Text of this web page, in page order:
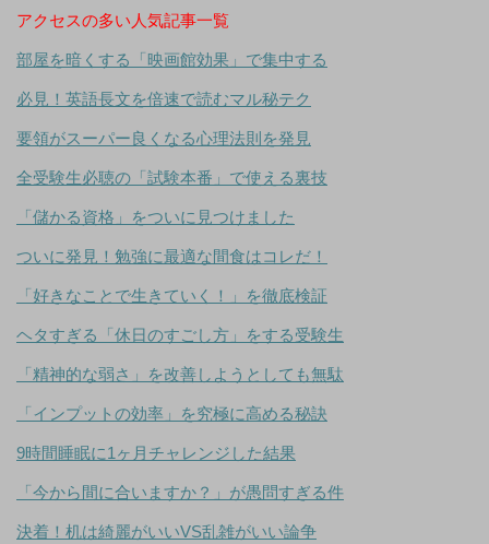
アクセスの多い人気記事一覧
部屋を暗くする「映画館効果」で集中する
必見！英語長文を倍速で読むマル秘テク
要領がスーパー良くなる心理法則を発見
全受験生必聴の「試験本番」で使える裏技
「儲かる資格」をついに見つけました
ついに発見！勉強に最適な間食はコレだ！
「好きなことで生きていく！」を徹底検証
ヘタすぎる「休日のすごし方」をする受験生
「精神的な弱さ」を改善しようとしても無駄
「インプットの効率」を究極に高める秘訣
9時間睡眠に1ヶ月チャレンジした結果
「今から間に合いますか？」が愚問すぎる件
決着！机は綺麗がいいVS乱雑がいい論争